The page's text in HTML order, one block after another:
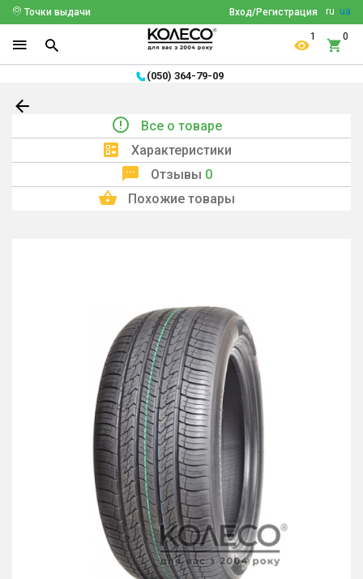
ru ua
Вход/Регистрация
Точки выдачи
1 0
(050) 364-79-09
Все о товаре
Характеристики
Отзывы 0
Похожие товары